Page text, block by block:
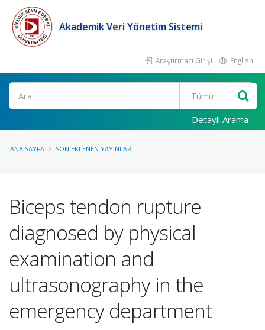
Akademik Veri Yönetim Sistemi
Araştırmacı Girişi English
Ara
Detaylı Arama
ANA SAYFA SON EKLENEN YAYINLAR
Biceps tendon rupture
diagnosed by physical
examination and
ultrasonography in the
emergency department